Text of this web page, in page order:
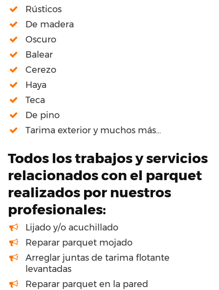
Rústicos
De madera
Oscuro
Balear
Cerezo
Haya
Teca
De pino
Tarima exterior y muchos más…
Todos los trabajos y servicios
relacionados con el parquet
realizados por nuestros
profesionales:
Lijado y/o acuchillado
Reparar parquet mojado
Arreglar juntas de tarima flotante
levantadas
Reparar parquet en la pared